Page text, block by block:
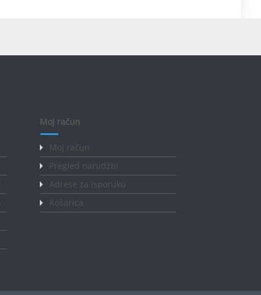
Moj račun
Moj račun
Pregled narudžbi
Adrese za isporuku
Košarica